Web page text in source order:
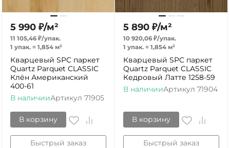
5 990 ₽/м²
11 105,46 ₽/упак.
1 упак. = 1,854 м²
Кварцевый SPC паркет
Quartz Parquet CLASSIC
Клён Американский
400-61
В наличииАртикул 71905
В корзину
Быстрый заказ
5 890 ₽/м²
10 920,06 ₽/упак.
1 упак. = 1,854 м²
Кварцевый SPC паркет
Quartz Parquet CLASSIC
Кедровый Латте 1258-59
В наличииАртикул 71904
В корзину
Быстрый заказ